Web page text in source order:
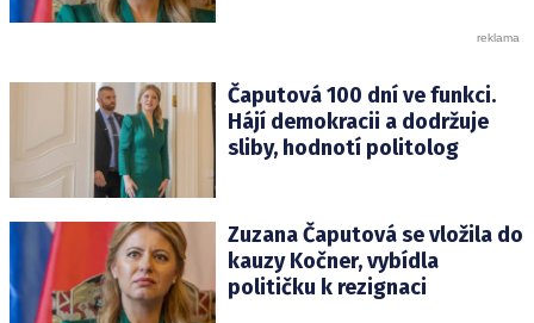
Čaputová 100 dní ve funkci.
Hájí demokracii a dodržuje
sliby, hodnotí politolog
Zuzana Čaputová se vložila do
kauzy Kočner, vybídla
političku k rezignaci